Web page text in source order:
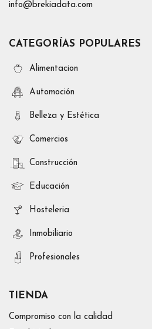
info@brekiadata.com
CATEGORÍAS POPULARES
Alimentacion
Automoción
Belleza y Estética
Comercios
Construcción
Educación
Hosteleria
Inmobiliario
Profesionales
TIENDA
Compromiso con la calidad